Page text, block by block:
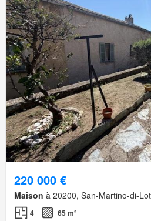
220 000 €
Maison à 20200, San-Martino-di-
4 65 m²